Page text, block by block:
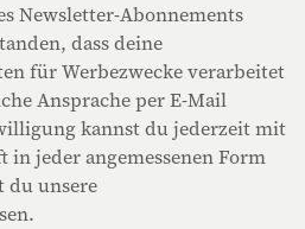
Newsletter-Abonnements
dass deine
für Werbezwecke verarbeitet
Ansprache per E-Mail
kannst du jederzeit mit
jeder angemessenen Form
du unsere